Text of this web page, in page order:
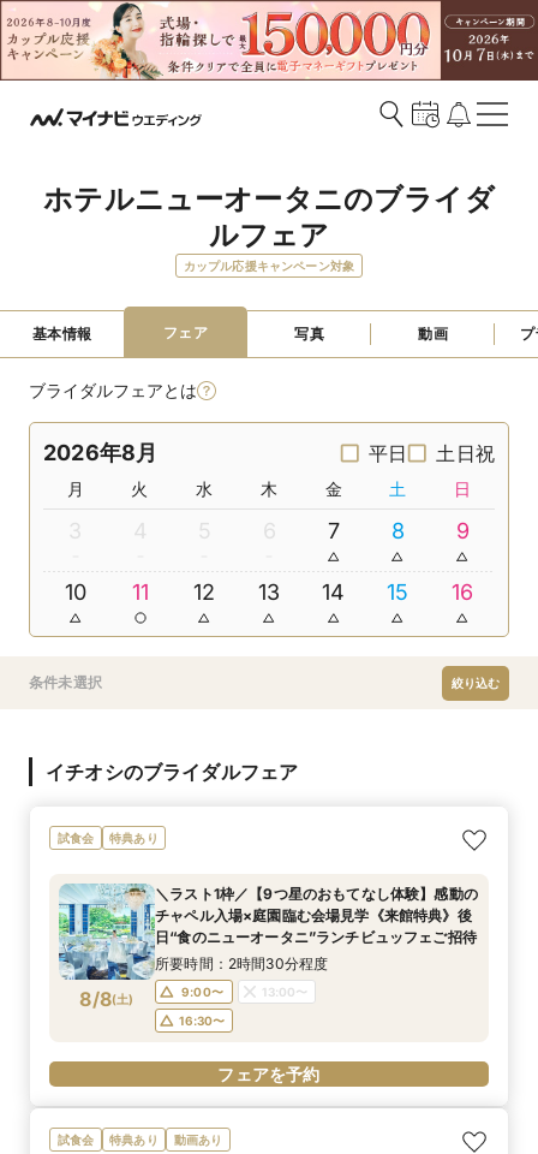
ホテルニューオータニのブライダ
ルフェア
カップル応援キャンペーン対象
基本情報 フェア 写真 動画
ブライダルフェアとは
2026年8月 平日 土日祝
月 火 水 木 金 土 日
3 4 5 6 7 8 9
10 11 12 13 14 15 16
条件未選択 絞り込む
イチオシのブライダルフェア
試食会 特典あり
8/8(土)
＼ラスト1枠／【9つ星のおもてなし体験】感動の
チャペル入場×庭園臨む会場見学《来館特典》後
日“食のニューオータニ”ランチビュッフェご招待
所要時間：2時間30分程度
9:00〜
13:00〜
16:30〜
フェアを予約
試食会 特典あり 動画あり